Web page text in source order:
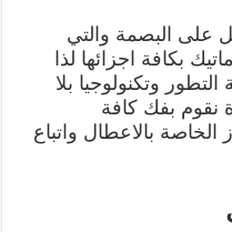
على البصمة والتي
بكافة اجزائها لذا
وتكنولوجيا بلا
نقوم بفك كافة
بالاعطال واتباع